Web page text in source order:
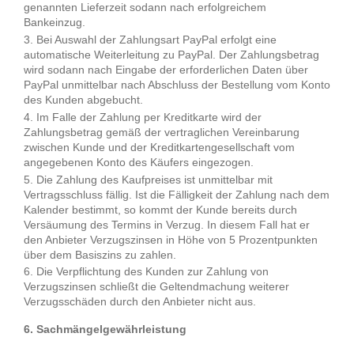
genannten Lieferzeit sodann nach erfolgreichem
Bankeinzug.
Bei Auswahl der Zahlungsart PayPal erfolgt eine
automatische Weiterleitung zu PayPal. Der Zahlungsbetrag
wird sodann nach Eingabe der erforderlichen Daten über
PayPal unmittelbar nach Abschluss der Bestellung vom Konto
des Kunden abgebucht.
Im Falle der Zahlung per Kreditkarte wird der
Zahlungsbetrag gemäß der vertraglichen Vereinbarung
zwischen Kunde und der Kreditkartengesellschaft vom
angegebenen Konto des Käufers eingezogen.
Die Zahlung des Kaufpreises ist unmittelbar mit
Vertragsschluss fällig. Ist die Fälligkeit der Zahlung nach dem
Kalender bestimmt, so kommt der Kunde bereits durch
Versäumung des Termins in Verzug. In diesem Fall hat er
den Anbieter Verzugszinsen in Höhe von 5 Prozentpunkten
über dem Basiszins zu zahlen.
Die Verpflichtung des Kunden zur Zahlung von
Verzugszinsen schließt die Geltendmachung weiterer
Verzugsschäden durch den Anbieter nicht aus.
6. Sachmängelgewährleistung